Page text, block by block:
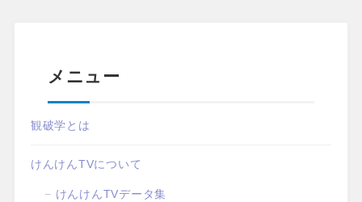
メニュー
観破学とは
けんけんTVについて
けんけんTVデータ集